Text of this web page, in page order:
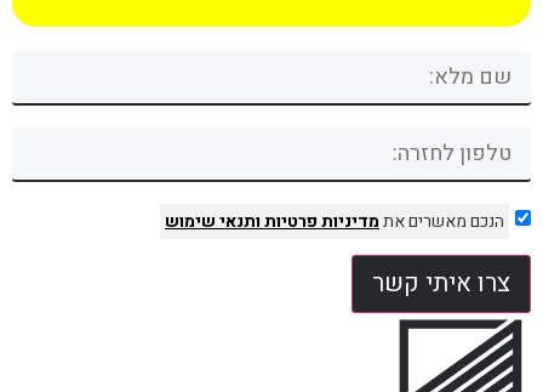
הנכם מאשרים אתמדיניות פרטיותותנאי שימוש
צרו איתי קשר